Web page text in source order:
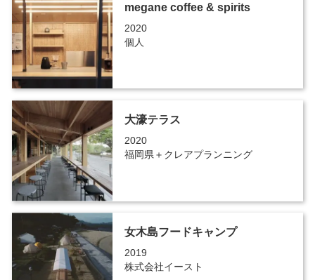
megane coffee & spirits
2020
個人
大濠テラス
2020
福岡県＋クレアプランニング
女木島フードキャンプ
2019
株式会社イースト